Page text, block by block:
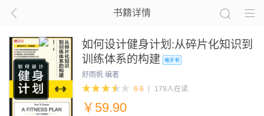
书籍详情
如何设计健身计划:从碎片化知识到
训练体系的构建
舒雨帆 编著
6.6
179人在读
￥ 59.90